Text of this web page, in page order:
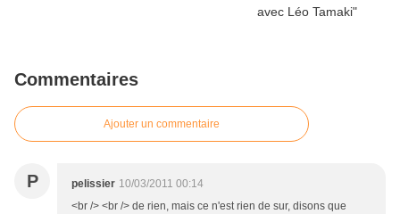
Commentaires
Ajouter un commentaire
P pelissier 10/03/2011 00:14
<br /> <br /> de rien, mais ce n'est rien de sur, disons que